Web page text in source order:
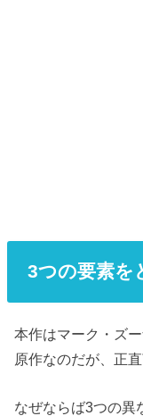
3つの要素を
本作はマーク・ズ
原作なのだが、正
なぜならば3つの異